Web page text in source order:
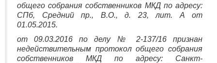
общего собрания собственников МКД по адресу:
СПб, Средний пр., В.О., д. 23, лит. А от
01.05.2015.
от 09.03.2016 по делу № 2-137/16 признан
недействительным протокол общего собрания
собственников МКД по адресу: Санкт-